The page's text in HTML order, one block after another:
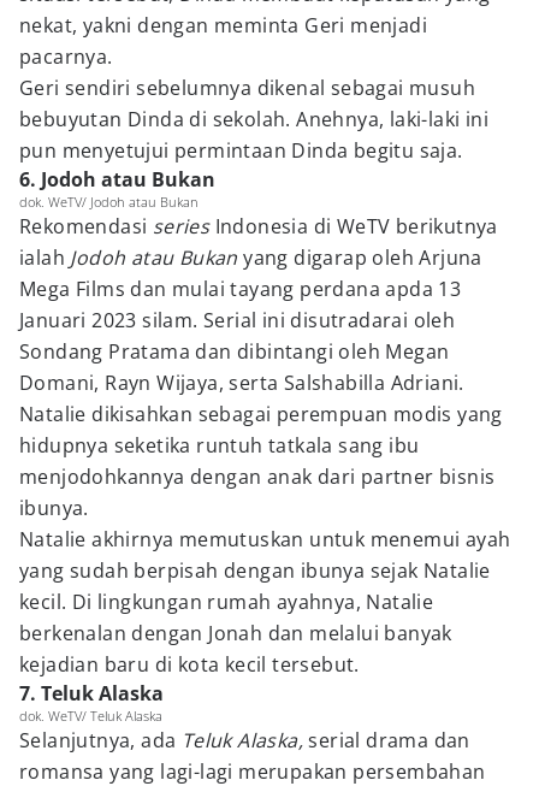
nekat, yakni dengan meminta Geri menjadi
pacarnya.
Geri sendiri sebelumnya dikenal sebagai musuh
bebuyutan Dinda di sekolah. Anehnya, laki-laki ini
pun menyetujui permintaan Dinda begitu saja.
6. Jodoh atau Bukan
dok. WeTV/ Jodoh atau Bukan
Rekomendasi series Indonesia di WeTV berikutnya
ialah Jodoh atau Bukanyang digarap oleh Arjuna
Mega Films dan mulai tayang perdana apda 13
Januari 2023 silam. Serial ini disutradarai oleh
Sondang Pratama dan dibintangi oleh Megan
Domani, Rayn Wijaya, serta Salshabilla Adriani.
Natalie dikisahkan sebagai perempuan modis yang
hidupnya seketika runtuh tatkala sang ibu
menjodohkannya dengan anak dari partner bisnis
ibunya.
Natalie akhirnya memutuskan untuk menemui ayah
yang sudah berpisah dengan ibunya sejak Natalie
kecil. Di lingkungan rumah ayahnya, Natalie
berkenalan dengan Jonah dan melalui banyak
kejadian baru di kota kecil tersebut.
7. Teluk Alaska
dok. WeTV/ Teluk Alaska
Selanjutnya, ada Teluk Alaska,serial drama dan
romansa yang lagi-lagi merupakan persembahan